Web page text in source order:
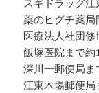
スギドラッグ
薬のヒグチ薬
医療法人社団
飯塚医院まで
深川一郵便局
江東木場郵便